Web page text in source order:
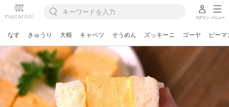
ログイン メニュー
なす きゅうり 大根 キャベツ そうめん ズッキーニ ゴーヤ ピーマ